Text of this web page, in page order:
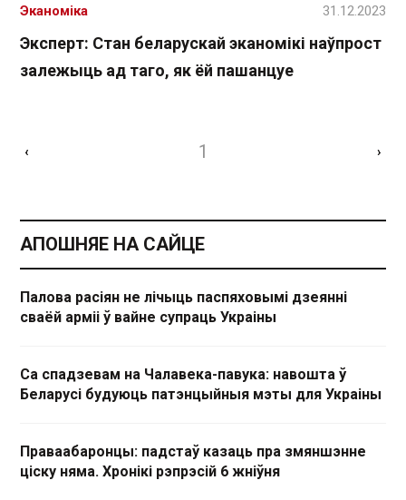
Эксперт: Стан беларускай эканомікі наўпрост
залежыць ад таго, як ёй пашанцуе
Эканоміка 31.12.2023
‹ 1 ›
АПОШНЯЕ НА САЙЦЕ
Палова расіян не лічыць паспяховымі дзеянні
сваёй арміі ў вайне супраць Украіны
Са спадзевам на Чалавека-павука: навошта ў
Беларусі будуюць патэнцыйныя мэты для Украіны
Праваабаронцы: падстаў казаць пра змяншэнне
ціску няма. Хронікі рэпрэсій 6 жніўня